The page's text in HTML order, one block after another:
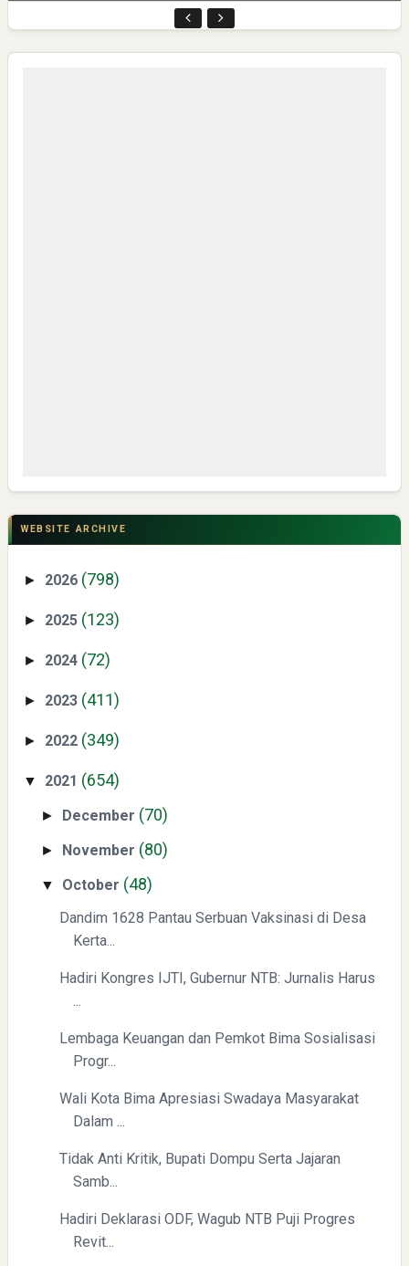
Non-Academic Prominence Versi EduRank 2026
Yaqut Cholil Qoumas: Kisah Inspiratif di Balik Kasus Hukum
Mengenal Dampak Kenaikan Suku Bunga terhadap Bitcoin
(BTC) dan Ekonomi Global
Yaqut Cholil Qoumas: Kisah Inspiratif di Balik Kasus Hukum
WEBSITE ARCHIVE
► 2026 (798)
► 2025 (123)
► 2024 (72)
► 2023 (411)
► 2022 (349)
▼ 2021 (654)
► December (70)
► November (80)
▼ October (48)
Dandim 1628 Pantau Serbuan Vaksinasi di Desa
Kerta...
Hadiri Kongres IJTI, Gubernur NTB: Jurnalis Harus
...
Lembaga Keuangan dan Pemkot Bima Sosialisasi
Progr...
Wali Kota Bima Apresiasi Swadaya Masyarakat
Dalam ...
Tidak Anti Kritik, Bupati Dompu Serta Jajaran
Samb...
Hadiri Deklarasi ODF, Wagub NTB Puji Progres
Revit...